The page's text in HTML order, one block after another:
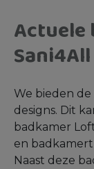
Actuele
Sani4All
We bieden
designs. Dit
badkamer
en
Naast deze